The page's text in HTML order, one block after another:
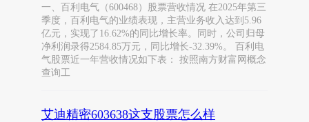
一、百利电气（600468）股票营收情况 在2025年第三
季度，百利电气的业绩表现，主营业务收入达到5.96
亿元，实现了16.62%的同比增长率。同时，公司归母
净利润录得2584.85万元，同比增长-32.39%。 百利电
气股票近一年营收情况如下表： 按照南方财富网概念
查询工
艾迪精密603638这支股票怎么样